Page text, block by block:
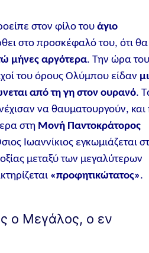
στον φίλο τουάγιο
στο προσκέφαλό του, ότι θα
μήνες αργότερα. Την ώρα
του όρους Ολύμπου είδαν
από τη γη στον ουρανό.
να θαυματουργούν, και
στη Μονή Παντοκράτορος
Ιωαννίκιος εγκωμιάζεται
μεταξύ των μεγαλύτερων
«προφητικώτατος».
ο Μεγάλος, ο εν